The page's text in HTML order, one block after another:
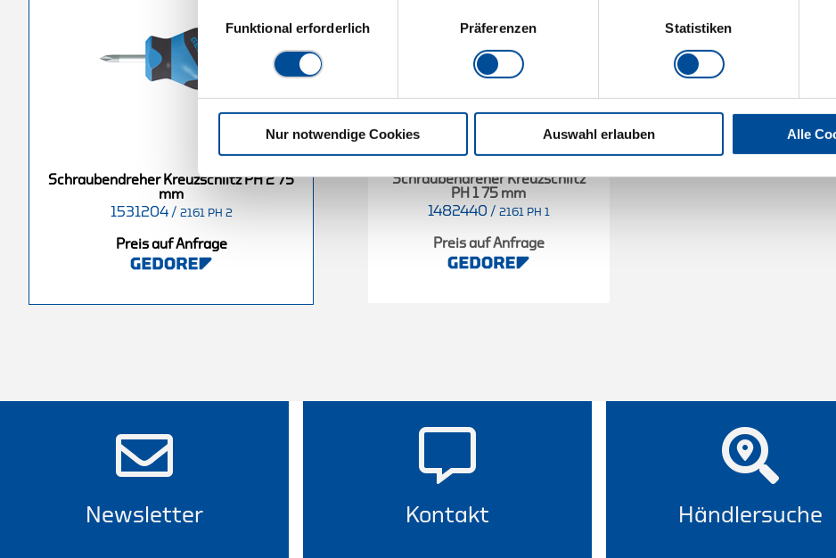
Funktional erforderlich
Präferenzen Statistiken
Nur notwendige Cookies Auswahl erlauben Alle
Schraubendreher Kreuzschlitz PH 2 75
mm
1531204 / 2161 PH 2
Preis auf Anfrage
Schraubendreher Kreuzschlitz
PH 1 75 mm
1482440 / 2161 PH 1
Preis auf Anfrage
Newsletter Kontakt Händlersuche